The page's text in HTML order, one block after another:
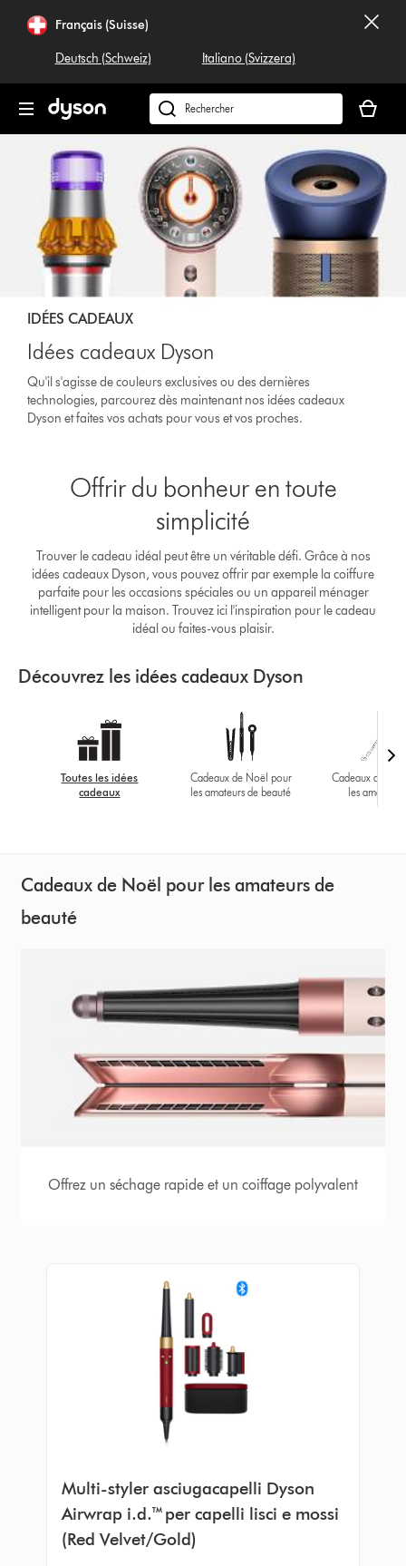
Français (Suisse)
Deutsch (Schweiz) Italiano (Svizzera)
Rechercher
dyson.ch
panier
est
vide
IDÉES CADEAUX
Idées cadeaux Dyson
Qu'il s'agisse de couleurs exclusives ou des dernières
technologies, parcourez dès maintenant nos idées cadeaux
Dyson et faites vos achats pour vous et vos proches.
Offrir du bonheur en toute
simplicité
Trouver le cadeau idéal peut être un véritable défi. Grâce à nos
idées cadeaux Dyson, vous pouvez offrir par exemple la coiffure
parfaite pour les occasions spéciales ou un appareil ménager
intelligent pour la maison. Trouvez ici l'inspiration pour le cadeau
idéal ou faites-vous plaisir.
Découvrez les idées cadeaux Dyson
Toutes les idées
cadeaux
Cadeaux de Noël pour
les amateurs de beauté
Cadeaux de
les amateurs
Cadeaux de Noël pour les amateurs de
beauté
Offrez un séchage rapide et un coiffage polyvalent
Multi-styler asciugacapelli Dyson
Airwrap i.d.™ per capelli lisci e mossi
(Red Velvet/Gold)